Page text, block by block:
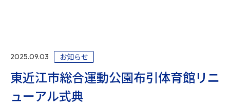
2025.09.03 お知らせ
東近江市総合運動公園布引体育館リニ
ューアル式典